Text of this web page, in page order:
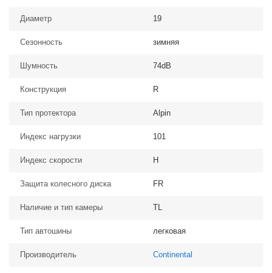
Диаметр 19
Сезонность зимняя
Шумность 74dB
Конструкция R
Тип протектора Alpin
Индекс нагрузки 101
Индекс скорости H
Защита колесного диска FR
Наличие и тип камеры TL
Тип автошины легковая
Производитель Continental